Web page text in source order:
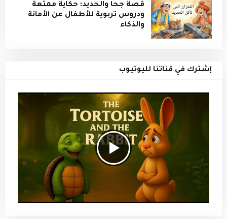
قصة جحا والحديد: حكاية ممتعة
ودروس تربوية للأطفال عن الأمانة
والذكاء
إشترك في قناتنا لليوتيوب